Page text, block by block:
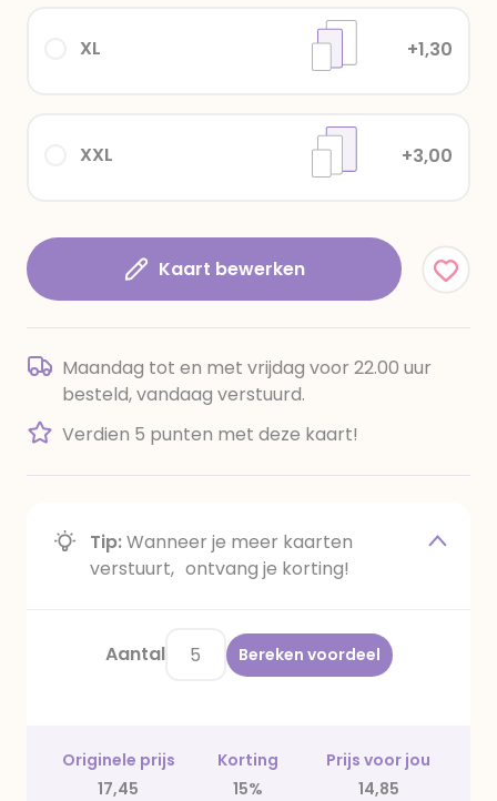
XXL +3,00
XL +1,30
Kaart bewerken
Maandag tot en met vrijdag voor 22.00 uur
besteld, vandaag verstuurd.
Verdien 5 punten met deze kaart!
Tip:Wanneer je meer kaarten
verstuurt, ontvang je korting!
Aantal Bereken voordeel
Originele prijs Korting
Prijs voor jou
17,45
15% 14,85